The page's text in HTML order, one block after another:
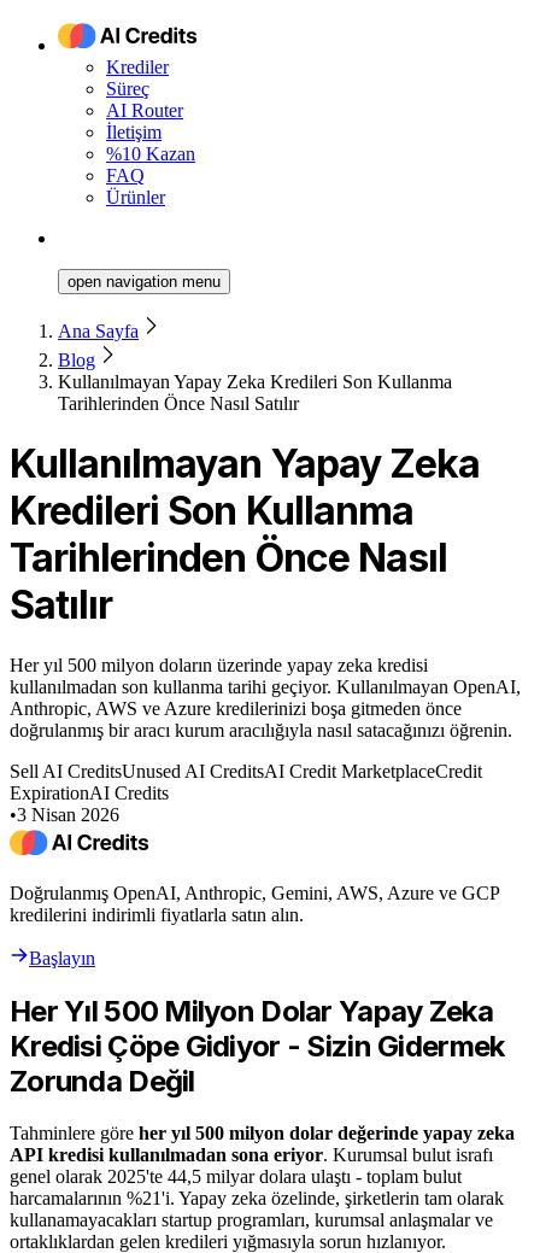
Krediler
Süreç
AI Router
İletişim
%10 Kazan
FAQ
Ürünler
open navigation menu
Ana Sayfa
Blog
Kullanılmayan Yapay Zeka Kredileri Son Kullanma
Tarihlerinden Önce Nasıl Satılır
Kullanılmayan Yapay Zeka
Kredileri Son Kullanma
Tarihlerinden Önce Nasıl
Satılır
Her yıl 500 milyon doların üzerinde yapay zeka kredisi
kullanılmadan son kullanma tarihi geçiyor. Kullanılmayan OpenAI,
Anthropic, AWS ve Azure kredilerinizi boşa gitmeden önce
doğrulanmış bir aracı kurum aracılığıyla nasıl satacağınızı öğrenin.
Sell AI CreditsUnused AI CreditsAI Credit MarketplaceCredit
ExpirationAI Credits
•3 Nisan 2026
Doğrulanmış OpenAI, Anthropic, Gemini, AWS, Azure ve GCP
kredilerini indirimli fiyatlarla satın alın.
Başlayın
Her Yıl 500 Milyon Dolar Yapay Zeka
Kredisi Çöpe Gidiyor - Sizin Gidermek
Zorunda Değil
Tahminlere göre her yıl 500 milyon dolar değerinde yapay zeka
API kredisi kullanılmadan sona eriyor. Kurumsal bulut israfı
genel olarak 2025'te 44,5 milyar dolara ulaştı - toplam bulut
harcamalarının %21'i. Yapay zeka özelinde, şirketlerin tam olarak
kullanamayacakları startup programları, kurumsal anlaşmalar ve
ortaklıklardan gelen kredileri yığmasıyla sorun hızlanıyor.